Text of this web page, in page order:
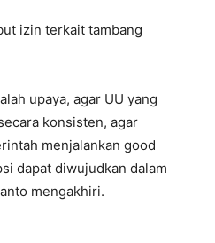
izin terkait tambang
upaya, agar UU yang
konsisten, agar
menjalankan good
dapat diwujudkan dalam
mengakhiri.